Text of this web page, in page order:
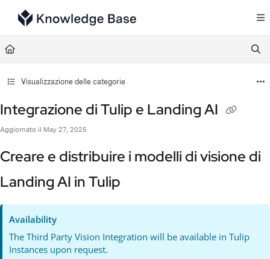
Documentation Index
Fetch the complete documentation index at:
Use this file to discover all available pages before exploring further.
Visualizzazione delle categorie
Integrazione di Tulip e Landing AI
Aggiornato il May 27, 2025
Creare e distribuire i modelli di visione di
Landing AI in Tulip
Availability
The Third Party Vision Integration will be available in Tulip
Instances upon request.